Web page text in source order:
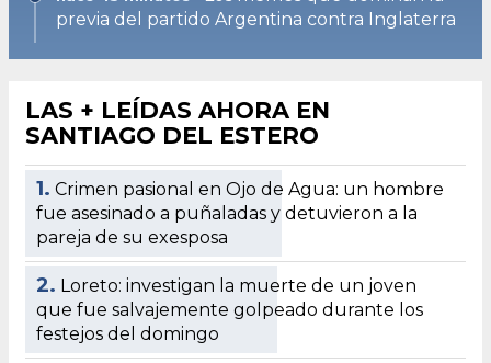
previa del partido Argentina contra Inglaterra
LAS + LEÍDAS AHORA EN
SANTIAGO DEL ESTERO
1. Crimen pasional en Ojo de Agua: un hombre
fue asesinado a puñaladas y detuvieron a la
pareja de su exesposa
2. Loreto: investigan la muerte de un joven
que fue salvajemente golpeado durante los
festejos del domingo